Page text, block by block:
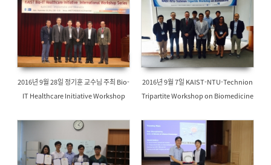
2016년 9월 28일 정기훈 교수님 주최 Bio-
IT Healthcare Initiative Workshop
2016년 9월 7일 KAIST-NTU-Technion
Tripartite Workshop on Biomedicine